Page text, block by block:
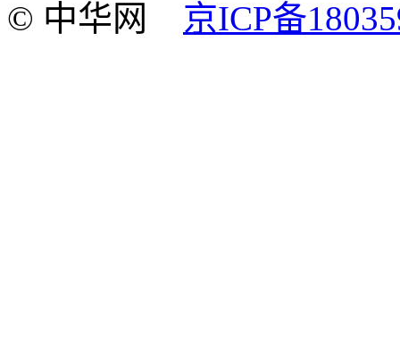
© 中华网 京ICP备